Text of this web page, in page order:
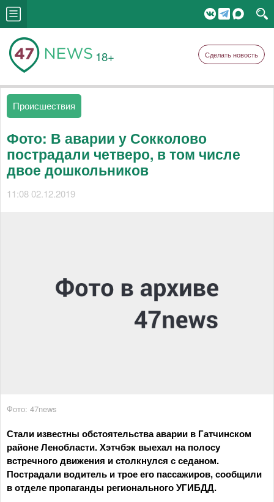
18+ Сделать новость
Происшествия
Фото: В аварии у Сокколово
пострадали четверо, в том числе
двое дошкольников
11:08 02.12.2019
Фото: 47news
Стали известны обстоятельства аварии в Гатчинском
районе Ленобласти. Хэтчбэк выехал на полосу
встречного движения и столкнулся с седаном.
Пострадали водитель и трое его пассажиров, сообщили
в отделе пропаганды регионального УГИБДД.